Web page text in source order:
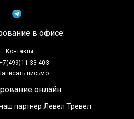
в офисе:
Контакты
33-403
письмо
онлайн:
партнер Левел Тревел